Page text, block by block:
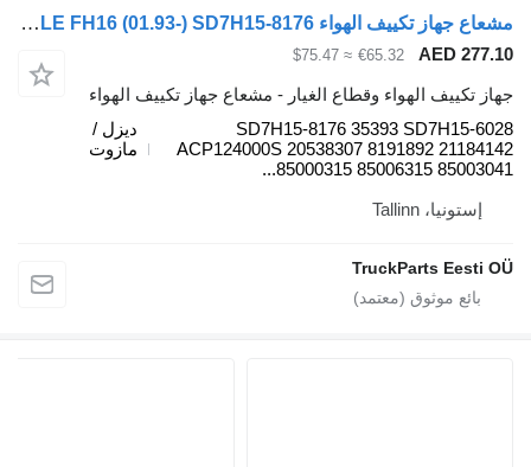
مشعاع جهاز تكييف الهواء VOLVO, MAHLE FH16 (01.93-) SD7H15-8176 لـ السيارات القاطرة Volvo FH12, FH16, NH12, FH, VNL780 (1993-2014)
AED
€65.32
≈ $75.47
تكييف الهواء وقطاع الغيار - مشعاع جهاز تكييف الهواء
SD7H15-8176 35393 SD7H15-
ACP124000S 20538307 8191892
85000315 85006315
ديزل /
مازوت
إستونيا، Tallinn
TruckParts Eesti